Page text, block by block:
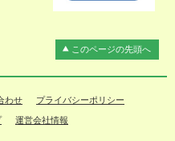
このページの先頭へ
わせ プライバシーポリシー
運営会社情報